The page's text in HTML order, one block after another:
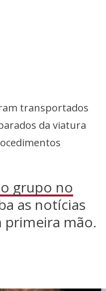
transportados
da viatura
grupo no
as notícias
mão.